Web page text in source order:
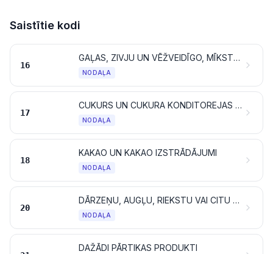
Saistītie kodi
16
GAĻAS, ZIVJU UN VĒŽVEIDĪGO, MĪKSTMIEŠU VAI CITU ŪDENS BEZMUGURKAULNIEKU, VAI KUKAIŅU IZSTRĀDĀJUMI
NODAĻA
17
CUKURS UN CUKURA KONDITOREJAS IZSTRĀDĀJUMI
NODAĻA
18
KAKAO UN KAKAO IZSTRĀDĀJUMI
NODAĻA
20
DĀRZEŅU, AUGĻU, RIEKSTU VAI CITU AUGU DAĻU IZSTRĀDĀJUMI
NODAĻA
DAŽĀDI PĀRTIKAS PRODUKTI